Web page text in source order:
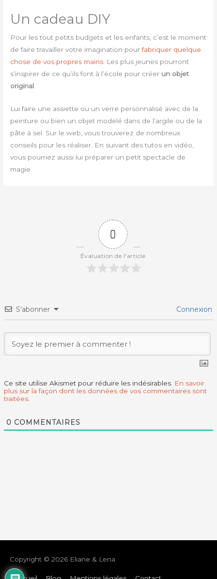
Un cadeau DIY
Pour les tout petits budgets et les enfants, c’est le moment
de faire travailler votre imagination pourfabriquer quelque
chose de vos propres mains. Les plus jeunes pourront
s’inspirer de ce qu’ils font à l’école pour créer un objet
original.
Lui faire une assiette ou un verre personnalisé avec de la
peinture ou bien un objet modelé dans de l’argile ou de la
pâte à sel. Sur le web, vous trouverez de nombreux
conseils pour les réaliser. En suivant des tutos en vidéo,
vous pourriez aussi lui préparer un petit spectacle de
magie.
0
Évaluation de l'article
S’abonner Connexion
Ce site utilise Akismet pour réduire les indésirables. En savoir
plus sur la façon dont les données de vos commentaires sont
traitées
0 COMMENTAIRES
Copyright © 2026 Eliane & Lena